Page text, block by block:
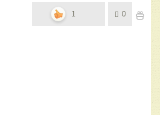
1 0